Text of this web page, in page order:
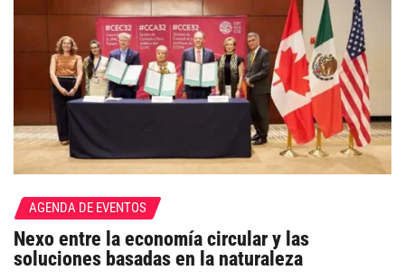
AGENDA DE EVENTOS
Nexo entre la economía circular y las
soluciones basadas en la naturaleza